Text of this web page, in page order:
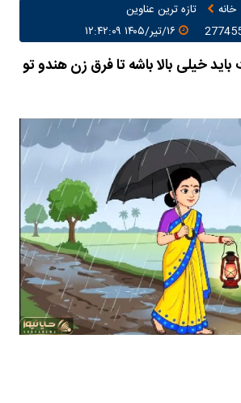
خانه
تازه ترین عناوین
خیلی بالا باشه تا فرق زن هندو تو